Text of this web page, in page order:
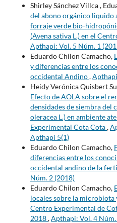
Shirley Sánchez Villca ,
del abono orgánico liquido
forraje verde bio-
(Avena sativa L.) en el
Apthapi: Vol. 5 Núm. 1
Eduardo Chilon Camacho,
y diferencias entre los
occidental Andino,
Heidy Verónica Quisbert
Efecto de AOLA sobre el
densidades de siembra del
oleracea L.) en ambiente
Experimental Cota Cota,
Apthapi 5(1)
Eduardo Chilon Camacho,
diferencias entre los
occidental andino de la
Núm. 2 (2018)
Eduardo Chilon Camacho,
locales sobre la microbiota
Centro Experimental de
2018,Apthapi: Vol. 4